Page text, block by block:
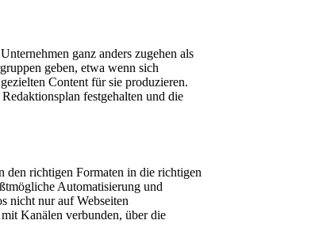
ganz anders zugehen als
geben, etwa wenn sich
Content für sie produzieren.
festgehalten und die
den richtigen Formaten in die richtigen
Automatisierung und
nicht nur auf Webseiten
Kanälen verbunden, über die